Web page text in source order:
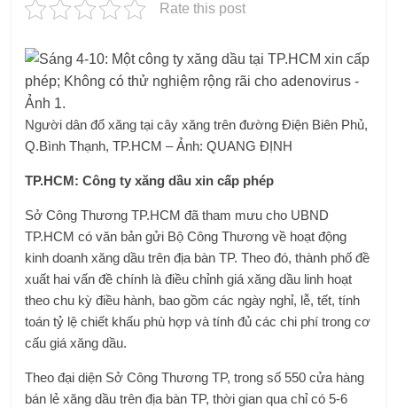
Rate this post
Người dân đổ xăng tại cây xăng trên đường Điện Biên Phủ,
Q.Bình Thạnh, TP.HCM – Ảnh: QUANG ĐỊNH
TP.HCM: Công ty xăng dầu xin cấp phép
Sở Công Thương TP.HCM đã tham mưu cho UBND
TP.HCM có văn bản gửi Bộ Công Thương về hoạt động
kinh doanh xăng dầu trên địa bàn TP. Theo đó, thành phố đề
xuất hai vấn đề chính là điều chỉnh giá xăng dầu linh hoạt
theo chu kỳ điều hành, bao gồm các ngày nghỉ, lễ, tết,tính
toán tỷ lệ chiết khấu phù hợp và tính đủ các chi phí trong cơ
cấu giá xăng dầu.
Theo đại diện Sở Công Thương TP, trong số 550 cửa hàng
bán lẻ xăng dầu trên địa bàn TP, thời gian qua chỉ có 5-6